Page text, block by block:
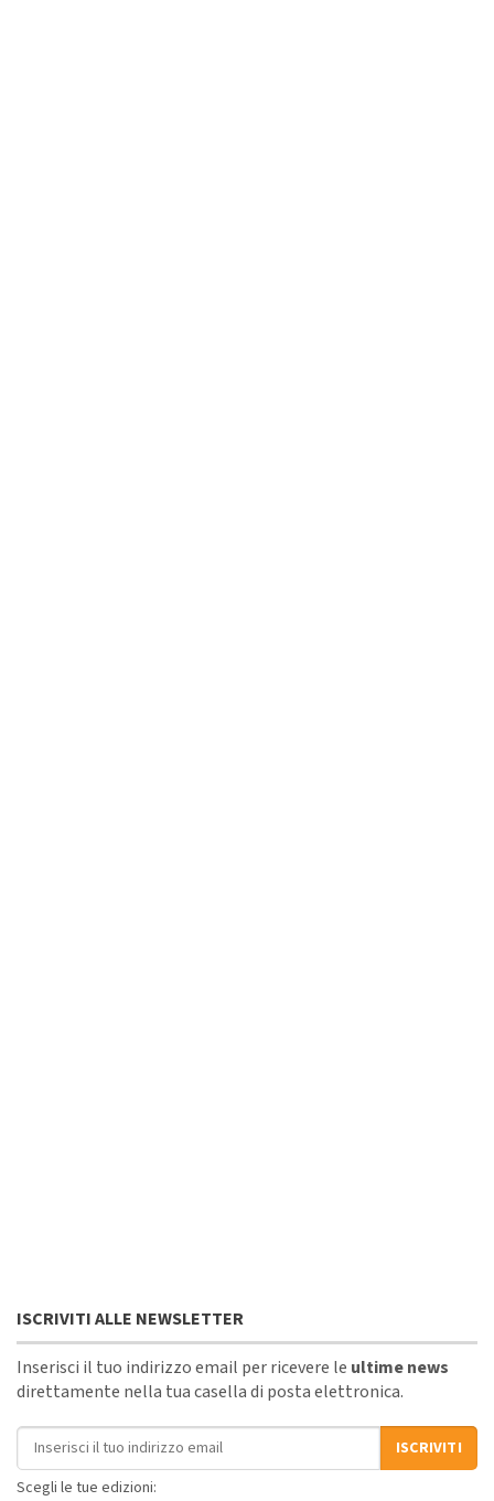
ISCRIVITI ALLE NEWSLETTER
Inserisci il tuo indirizzo email per ricevere le ultime news
direttamente nella tua casella di posta elettronica.
Indirizzo email
ISCRIVITI
Scegli le tue edizioni: